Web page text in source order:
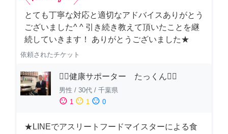
とても丁寧な対応と適切なアドバイスありがとう
ございました^ ^ 引き続き教えて頂いたことを継
続していきます！ ありがとうございました★
依頼されたチケット
🏋️‍♂️健康サポーター たっくん🏋️‍♂️
男性 / 30代 / 千葉県
sentiment_satisfied 1 sentiment_neutral 1 sentiment_dissatisfied 0
★LINEでアスリートフードマイスターによる食